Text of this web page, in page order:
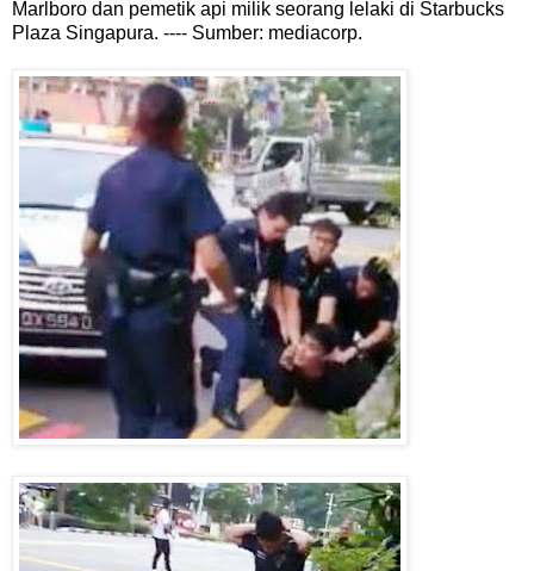
Marlboro dan pemetik api milik seorang lelaki di Starbucks
Plaza Singapura. ---- Sumber: mediacorp.